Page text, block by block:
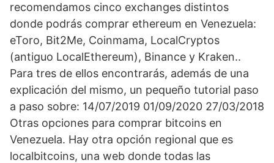
recomendamos cinco exchanges distintos
donde podrás comprar ethereum en Venezuela:
eToro, Bit2Me, Coinmama, LocalCryptos
(antiguo LocalEthereum), Binance y Kraken..
Para tres de ellos encontrarás, además de una
explicación del mismo, un pequeño tutorial paso
a paso sobre: 14/07/2019 01/09/2020 27/03/2018
Otras opciones para comprar bitcoins en
Venezuela. Hay otra opción regional que es
localbitcoins, una web donde todas las